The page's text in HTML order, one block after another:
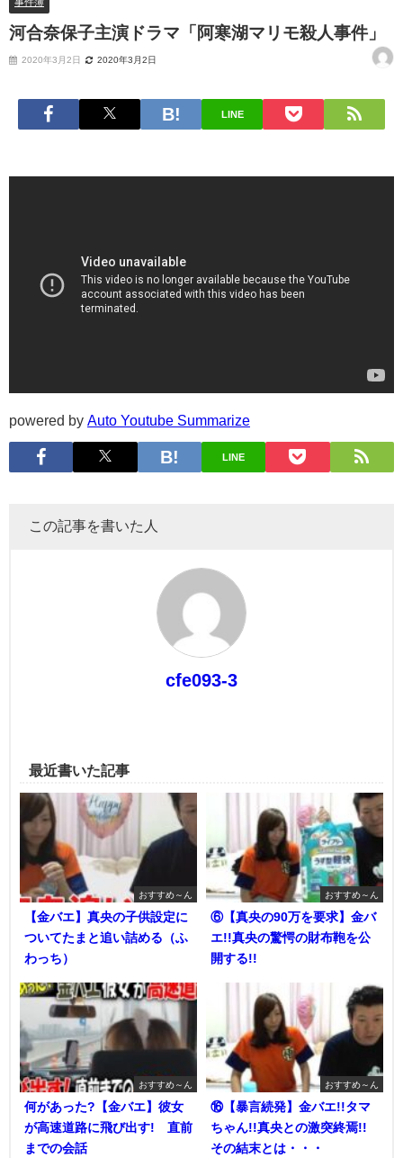
河合奈保子主演ドラマ「阿寒湖マリモ殺人事件」
2020年3月2日 2020年3月2日
LINE
powered by Auto Youtube Summarize
LINE
この記事を書いた人
cfe093-3
最近書いた記事
おすすめ～ん
【金バエ】真央の子供設定に
ついてたまと追い詰める（ふ
わっち）
おすすめ～ん
⑥【真央の90万を要求】金バ
エ!!真央の驚愕の財布鞄を公
開する!!
おすすめ～ん
何があった?【金バエ】彼女
が高速道路に飛び出す! 直前
までの会話
おすすめ～ん
⑯【暴言続発】金バエ!!タマ
ちゃん!!真央との激突終焉!!
その結末とは・・・